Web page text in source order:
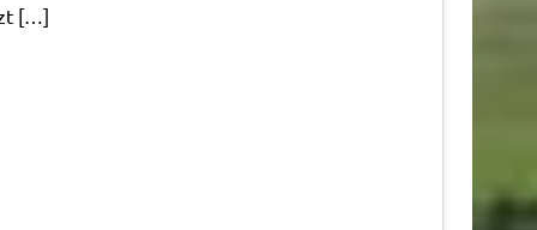
[…]